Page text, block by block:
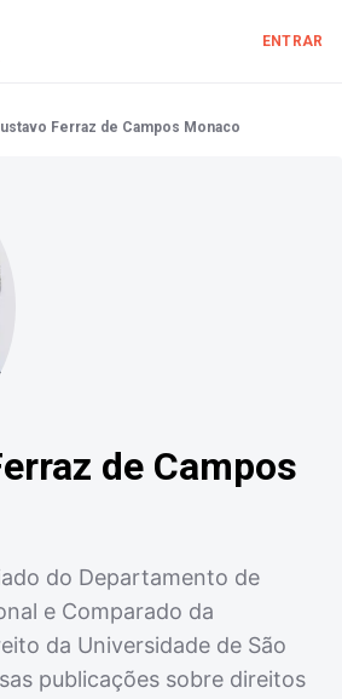
ENTRAR
Ferraz de Campos Monaco
de Campos
do Departamento de
e Comparado da
da Universidade de São
publicações sobre direitos